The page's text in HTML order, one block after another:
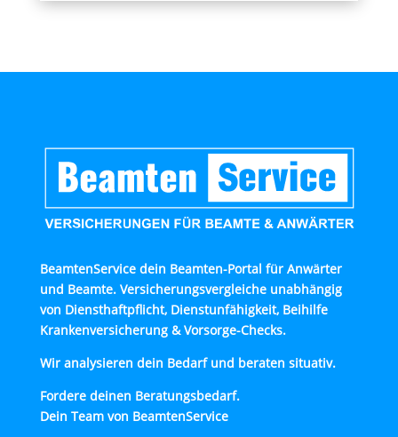
BeamtenService dein Beamten-Portal für Anwärter
und Beamte. Versicherungsvergleiche unabhängig
von Diensthaftpflicht, Dienstunfähigkeit, Beihilfe
Krankenversicherung & Vorsorge-Checks.
Wir analysieren dein Bedarf und beraten situativ.
Fordere deinen Beratungsbedarf.
Dein Team von BeamtenService